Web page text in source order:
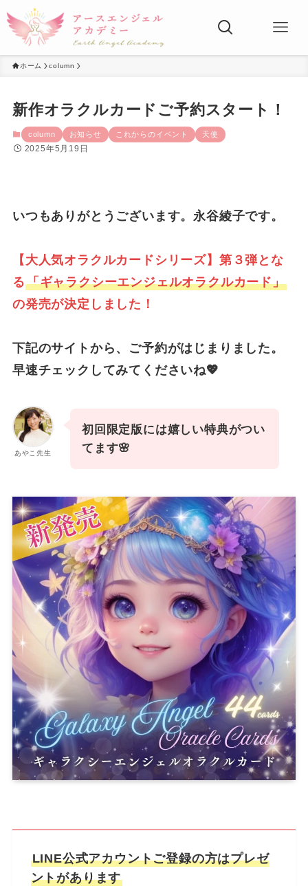
ホーム column
新作オラクルカードご予約スタート！
column お知らせ これからのイベント 天使
2025年5月19日
いつもありがとうございます。永谷綾子です。
【大人気オラクルカードシリーズ】第３弾とな
る「ギャラクシーエンジェルオラクルカード」
の発売が決定しました！
下記のサイトから、ご予約がはじまりました。
早速チェックしてみてくださいね💖
あやこ先生
初回限定版には嬉しい特典がつい
てます🌸
LINE公式アカウントご登録の方はプレゼ
ントがあります